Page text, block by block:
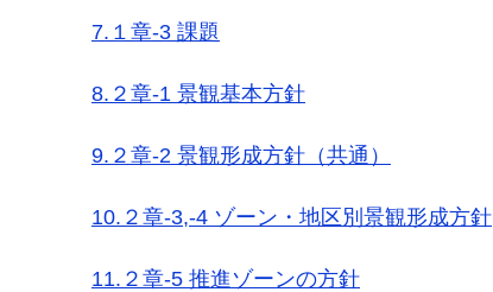
7.１章-3 課題
8.２章-1 景観基本方針
9.２章-2 景観形成方針（共通）
10.２章-3,-4 ゾーン・地区別景観形成方針
11.２章-5 推進ゾーンの方針